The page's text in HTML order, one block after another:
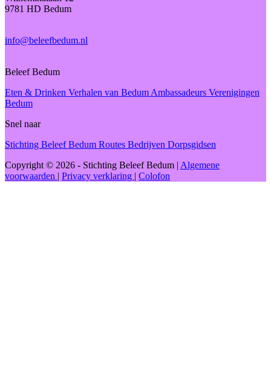
9781 HD Bedum
info@beleefbedum.nl
Beleef Bedum
Eten & Drinken Verhalen van Bedum Ambassadeurs Verenigingen
Bedum
Snel naar
Stichting Beleef Bedum Routes Bedrijven Dorpsgidsen
Copyright © 2026 - Stichting Beleef Bedum | Algemene
voorwaarden | Privacy verklaring | Colofon